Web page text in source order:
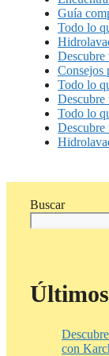
Guía
Todo lo
Consejos
Todo lo
Todo lo
Buscar
con